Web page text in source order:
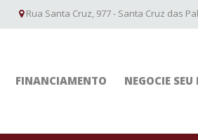
Rua Santa Cruz, 977 - Santa Cruz das
FINANCIAMENTO NEGOCIE